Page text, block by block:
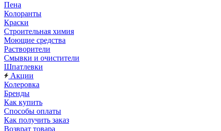
Пена
Колоранты
Краски
Строительная химия
Моющие средства
Растворители
Смывки и очистители
Шпатлевки
Акции
Колеровка
Бренды
Как купить
Способы оплаты
Как получить заказ
Возврат товара